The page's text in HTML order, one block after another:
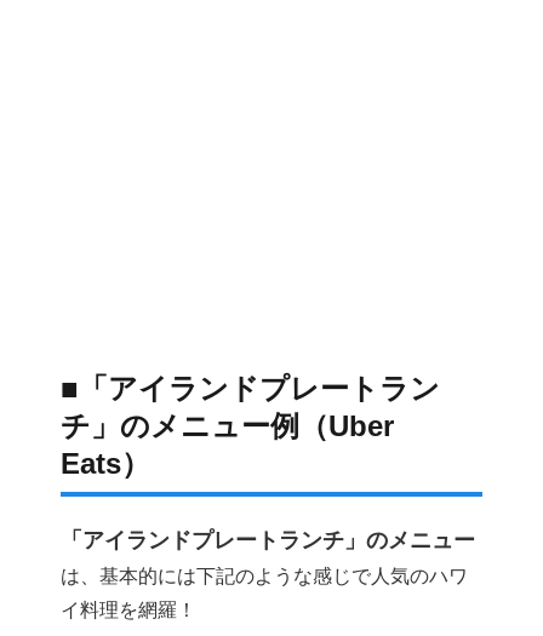
■「アイランドプレートラン
チ」のメニュー例（Uber
Eats）
「アイランドプレートランチ」のメニュー
は、基本的には下記のような感じで人気のハワ
イ料理を網羅！